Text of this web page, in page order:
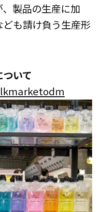
製品の生産に加
も請け負う生産形
いて